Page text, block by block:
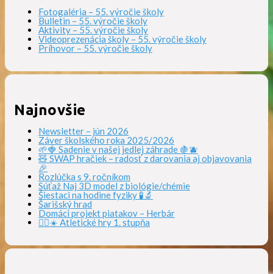
Fotogaléria – 55. výročie školy
Bulletin – 55. výročie školy
Aktivity – 55. výročie školy
Videoprezenácia školy – 55. výročie školy
Príhovor – 55. výročie školy
Najnovšie
Newsletter – jún 2026
Záver školského roka 2025/2026
🌱🍓 Sadenie v našej jedlej záhrade 🍇🫐
🧸 SWAP hračiek – radosť z darovania aj objavovania
🎉
Rozlúčka s 9. ročníkom
Súťaž Naj 3D model z biológie/chémie
Šiestaci na hodine fyziky 🧪🔬
Šarišský hrad
Domáci projekt piatakov – Herbár
🏃‍♀️☀️ Atletické hry 1. stupňa